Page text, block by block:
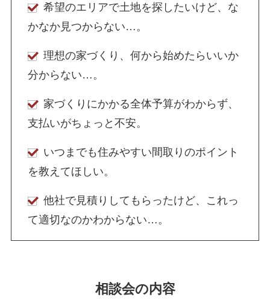
希望のエリアで土地を探したいけど、な
かなか見つからない…。
理想の家づくり、何から始めたらいいか
分からない…。
家づくりにかかる全体予算がわからず、
支払いがちょっと不安。
いつまでも住みやすい間取りのポイント
を教えてほしい。
他社で見積りしてもらったけど、これっ
て適切なのかわからない…。
相談会の内容